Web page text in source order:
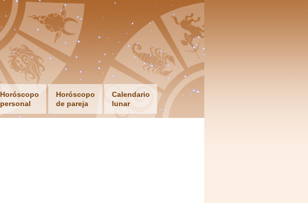
Horóscopo
personal
Horóscopo
de pareja
Calendario
lunar